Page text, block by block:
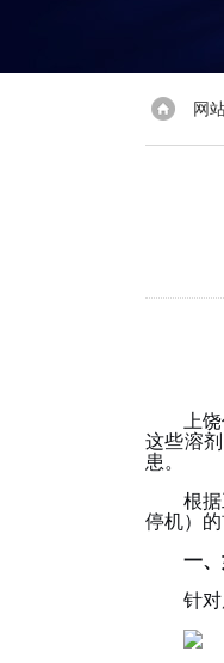
网
上
这些溶
患。
根
停机）
一
针